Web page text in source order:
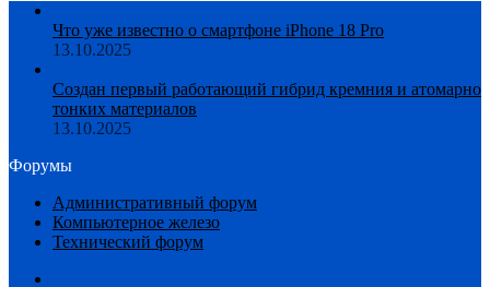
Что уже известно о смартфоне iPhone 18 Pro
13.10.2025
Создан первый работающий гибрид кремния и атомарно
тонких материалов
13.10.2025
Форумы
Административный форум
Компьютерное железо
Технический форум